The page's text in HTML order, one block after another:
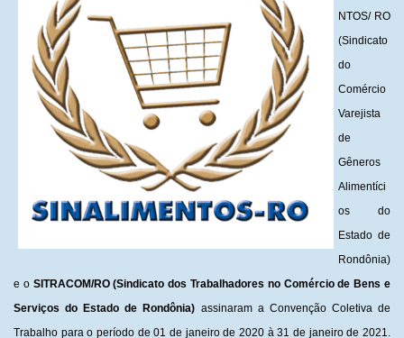
NTOS/ RO
(Sindicato
do
Comércio
Varejista
de
Gêneros
Alimentíci
os do
Estado de
Rondônia)
e o SITRACOM/RO (Sindicato dos Trabalhadores no Comércio de Bens e
Serviços do Estado de Rondônia) assinaram a Convenção Coletiva de
Trabalho para o período de 01 de janeiro de 2020 à 31 de janeiro de 2021.